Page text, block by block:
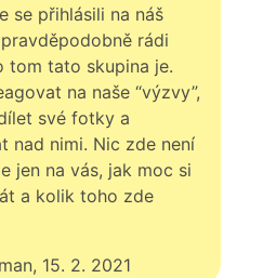
se přihlásili na náš
rádi
tom tato skupina je.
na naše “výzvy”,
své fotky a
nad nimi. Nic zde není
jen na vás, jak moc si
a kolik toho zde
15. 2. 2021